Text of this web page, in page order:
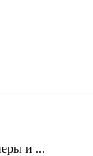
и ...